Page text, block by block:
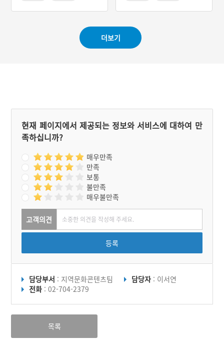
더보기
현재 페이지에서 제공되는 정보와 서비스에 대하여 만
족하십니까?
매우만족
만족
보통
불만족
매우불만족
고객의견
등록
담당부서 : 지역문화콘텐츠팀 담당자 : 이서연
전화 : 02-704-2379
목록